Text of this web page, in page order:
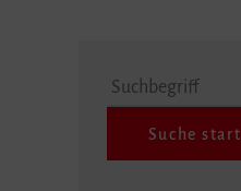
Suchbegriff